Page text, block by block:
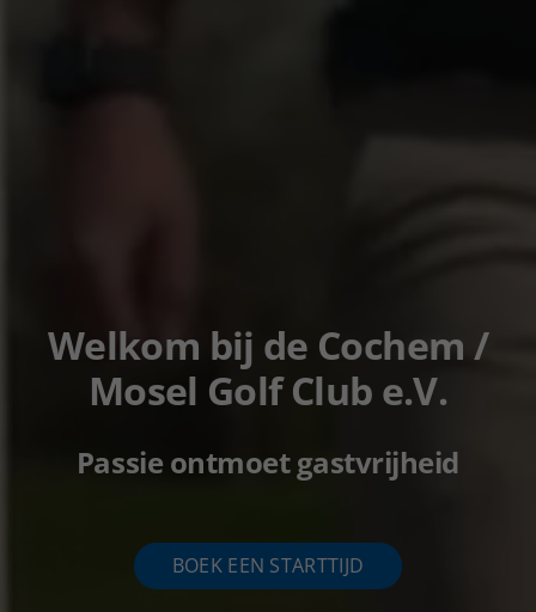
Welkom bij de Cochem /
Mosel Golf Club e.V.
Passie ontmoet gastvrijheid
BOEK EEN STARTTIJD